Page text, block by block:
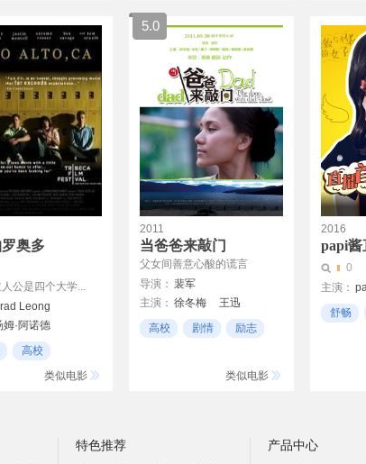
奥多
公是四个大学...
Leong
姆·阿诺德
莫
Eve Brent
高校
类似电影
5.0
2011
当爸爸来敲门
父女间善意心酸的谎言
导演： 裴军
主演： 徐冬梅
王迅
黑子高校 剧情 励志
类似电影
2016
papi酱
0
主演：
舒畅
特色推荐 产品中心